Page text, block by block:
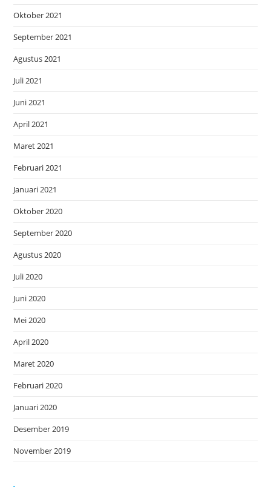
Oktober 2021
September 2021
Agustus 2021
Juli 2021
Juni 2021
April 2021
Maret 2021
Februari 2021
Januari 2021
Oktober 2020
September 2020
Agustus 2020
Juli 2020
Juni 2020
Mei 2020
April 2020
Maret 2020
Februari 2020
Januari 2020
Desember 2019
November 2019